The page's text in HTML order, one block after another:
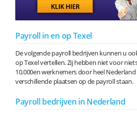
Payroll in en op Texel
De volgende payroll bedrijven kunnen u
op Texel vertellen. Zij hebben niet voor
10.000en werknemers door heel
verschillende plaatsen op de payroll staan.
Payroll bedrijven in Nederland